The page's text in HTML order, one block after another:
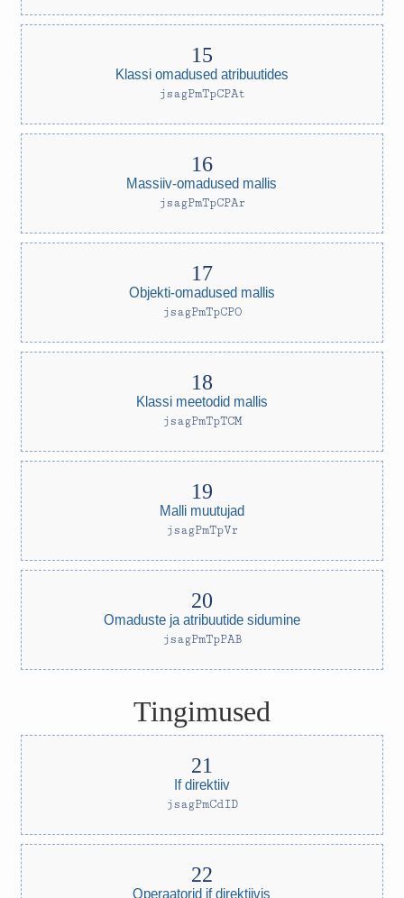
Klassi omadused atribuutides
jsagPmTpCPAt
Massiiv-omadused mallis
jsagPmTpCPAr
Objekti-omadused mallis
jsagPmTpCPO
Klassi meetodid mallis
jsagPmTpTCM
Malli muutujad
jsagPmTpVr
Omaduste ja atribuutide sidumine
jsagPmTpPAB
Tingimused
If direktiiv
jsagPmCdID
Operaatorid if direktiivis